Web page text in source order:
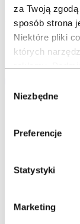
za Twoją
sposób strona
Niektóre pliki
których
lub które
Listę tych
zgody
Niezbędne
Preferencje
Statystyki
Marketing
W zasadzie
ekoprojektowane.
szczególnie
wyposażeniu